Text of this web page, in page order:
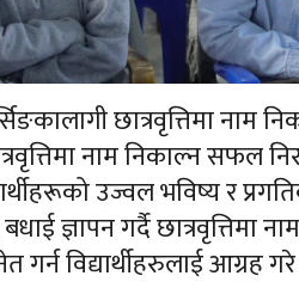
छात्रवृत्तिमा नाम
नाम निकाल्न सफल
उज्वल भविष्य र
बधाई ज्ञापन गर्दै
विद्यार्थीहरुलाई आग्रह गरे